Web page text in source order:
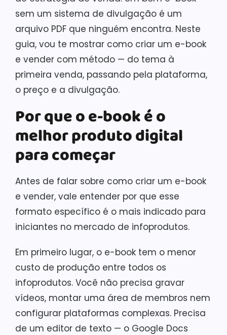
sem um sistema de divulgação é um
arquivo PDF que ninguém encontra. Neste
guia, vou te mostrar como criar um e-book
e vender com método — do tema à
primeira venda, passando pela plataforma,
o preço e a divulgação.
Por que o e-book é o
melhor produto digital
para começar
Antes de falar sobre como criar um e-book
e vender, vale entender por que esse
formato específico é o mais indicado para
iniciantes no mercado de infoprodutos.
Em primeiro lugar, o e-book tem o menor
custo de produção entre todos os
infoprodutos. Você não precisa gravar
vídeos, montar uma área de membros nem
configurar plataformas complexas. Precisa
de um editor de texto — o Google Docs